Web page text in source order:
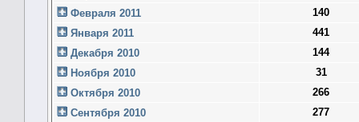
Февраля 2011
140
Января 2011
441
Декабря 2010
144
Ноября 2010
31
Октября 2010
266
Сентября 2010
277